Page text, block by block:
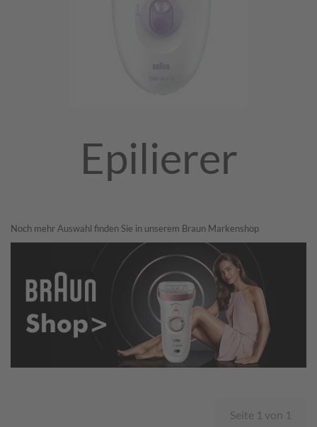
Epilierer
​Noch mehr Auswahl finden Sie in unserem Braun Markenshop
Seite 1 von 1